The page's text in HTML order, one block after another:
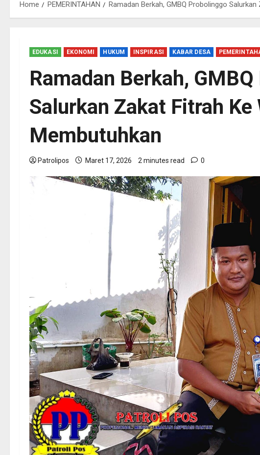
Home PEMERINTAHAN Ramadan Berkah, GMBQ Probolinggo
EDUKASI EKONOMI HUKUM INSPIRASI KABAR DESA
Ramadan Berkah,
Salurkan Zakat Fitrah Ke
Membutuhkan
Patrolipos Maret 17, 2026 2 minutes read 0